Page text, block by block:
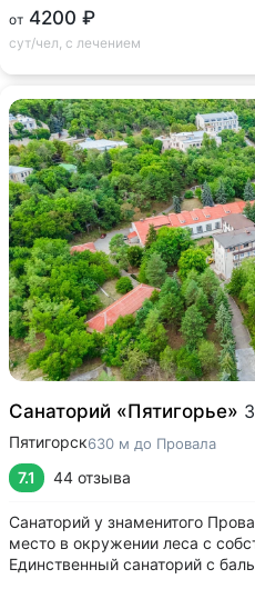
от 4200 ₽
сут/чел, с лечением
Санаторий «Пятигорье» 3
Пятигорск630 м до Провала
7.1 44 отзыва
Санаторий у знаменитого
место в окружении леса с
Единственный санаторий с